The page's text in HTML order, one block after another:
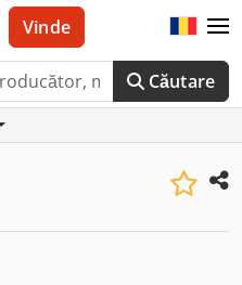
Căutare
Vinde